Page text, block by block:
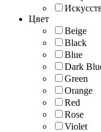
Цвет
Beige
Black
Blue
Dark
Green
Orange
Red
Rose
Violet